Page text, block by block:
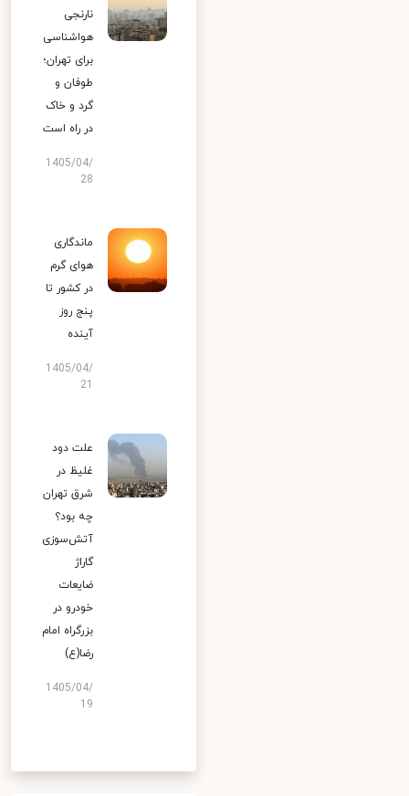
نارنجی
هواشناسی
برای تهران؛
طوفان و
گرد و خاک
در راه است
1405/04/
28
ماندگاری
هوای گرم
در کشور تا
پنج روز
آینده
1405/04/
علت دود
غلیظ در
شرق تهران
چه بود؟
آتش‌سوزی
گاراژ
ضایعات
خودرو در
بزرگراه امام
رضا(ع)
1405/04/
19